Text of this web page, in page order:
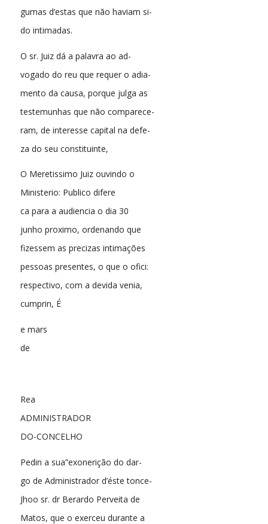
gumas d’estas que não haviam si-
do intimadas.
O sr. Juiz dá a palavra ao ad-
vogado do reu que requer o adia-
mento da causa, porque julga as
testemunhas que não comparece-
ram, de interesse capital na defe-
za do seu constituinte,
O Meretissimo Juiz ouvindo o
Ministerio: Publico difere
ca para a audiencia o dia 30
junho proximo, ordenando que
fizessem as precizas intimações
pessoas presentes, o que o ofici:
respectivo, com a devida venia,
cumprin, É
e mars
de
Rea
ADMINISTRADOR
DO-CONCELHO
Pedin a sua”exonerição do dar-
go de Administrador d’éste tonce-
Jhoo sr. dr Berardo Perveita de
Matos, que o exerceu durante a